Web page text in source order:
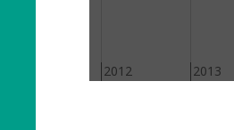
2012 2013